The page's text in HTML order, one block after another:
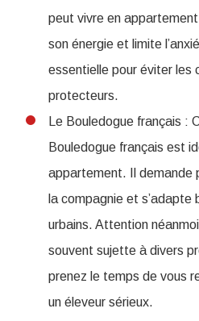
peut vivre en
son énergie et limite
essentielle pour éviter les
protecteurs.
Le Bouledogue français :
Bouledogue français est
appartement. Il demande
la compagnie et s’adapte
urbains. Attention
souvent sujette à divers
prenez le temps de vous
un éleveur sérieux.